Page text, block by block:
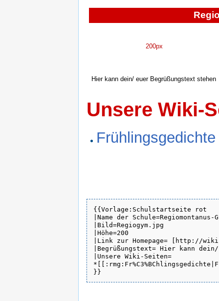
200px
Hier kann dein/ euer Begrüßungstext stehen
Unsere Wiki-
{{Vorlage:Schulstartseite rot
|Name der Schule=Regiomontanus-
|Bild=Regiogym.jpg
|Höhe=200
|Link zur Homepage= [http://
|Begrüßungstext= Hier kann
|Unsere Wiki-Seiten=